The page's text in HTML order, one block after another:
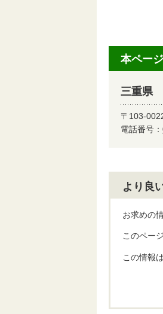
本ペー
三重県
〒103-
電話番号：
より良
お求めの
このペー
この情報